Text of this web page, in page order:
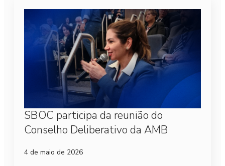
SBOC participa da reunião do
Conselho Deliberativo da AMB
4 de maio de 2026